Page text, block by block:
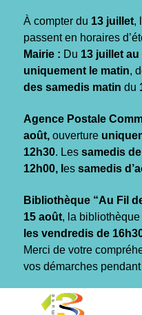
À compter du 13 juillet,
passent en horaires
Mairie : Du 13 juillet au
uniquement le matin,
des samedis matin du
Agence Postale
août, ouverture
12h30. Les samedis
12h00, l es samedis
Bibliothèque “Au Fil
15 août, la bibliothèque
les vendredis de
Merci de votre
vos démarches